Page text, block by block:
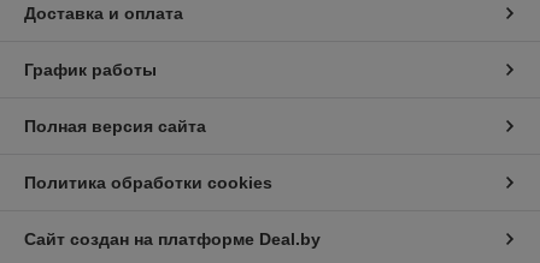
Доставка и оплата
График работы
Полная версия сайта
Политика обработки cookies
Сайт создан на платформе Deal.by